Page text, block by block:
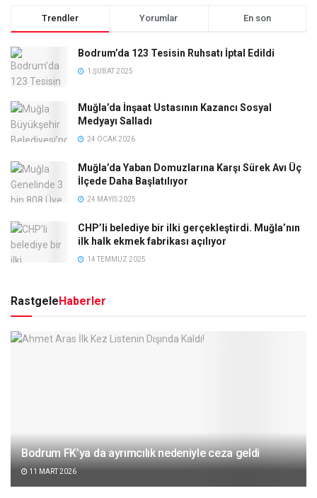
Trendler Yorumlar En son
Bodrum’da 123 Tesisin Ruhsatı İptal Edildi
1 ŞUBAT 2025
Muğla’da İnşaat Ustasının Kazancı Sosyal
Medyayı Salladı
24 OCAK 2026
Muğla’da Yaban Domuzlarına Karşı Sürek Avı Üç
İlçede Daha Başlatılıyor
24 MAYIS 2025
CHP’li belediye bir ilki gerçekleştirdi. Muğla’nın
ilk halk ekmek fabrikası açılıyor
14 TEMMUZ 2025
Rastgele Haberler
Bodrum FK’ya da ayrımcılık nedeniyle ceza geldi
11 MART 2026